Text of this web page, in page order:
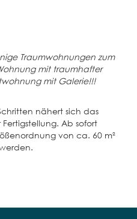
Traumwohnungen zum
mit traumhafter
mit Galerie!!!
nähert sich das
Ab sofort
von ca. 60 m²